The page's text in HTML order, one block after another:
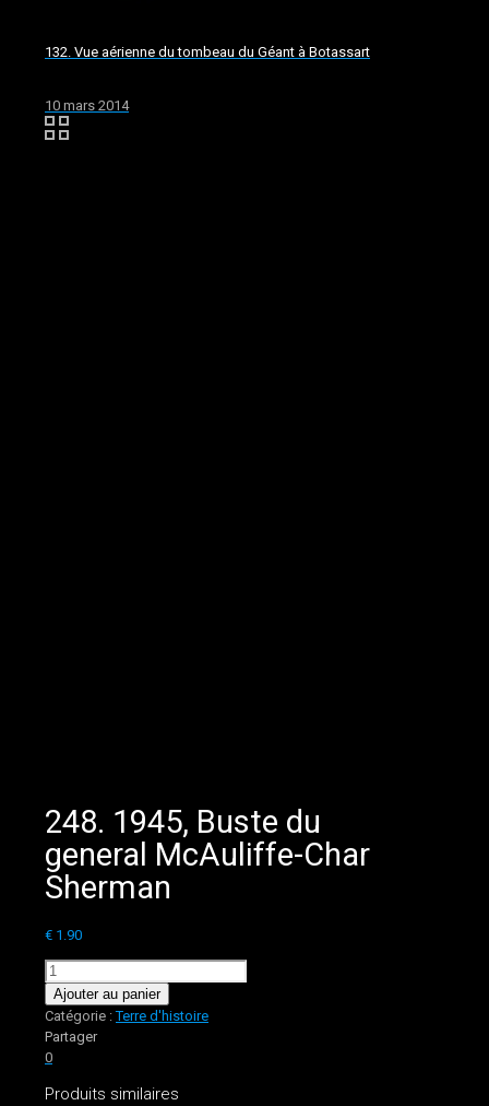
132. Vue aérienne du tombeau du Géant à Botassart
10 mars 2014
248. 1945, Buste du
general McAuliffe-Char
Sherman
€ 1.90
quantité
de
248.
1945,
Buste
general
Ajouter au panier
Catégorie :Terre d'histoire
Partager
0
Produits similaires